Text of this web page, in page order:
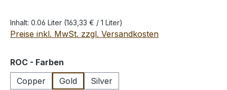
Inhalt: 0.06 Liter (163,33 € / 1 Liter)
Preise inkl. MwSt. zzgl. Versandkosten
ROC - Farben
Copper
Gold Silver